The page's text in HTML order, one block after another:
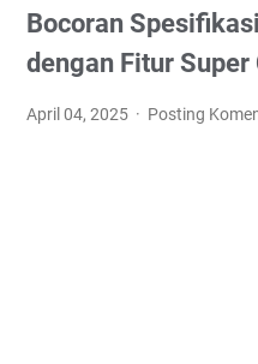
Bocoran
dengan Fitur Super
April 04, 2025 Posting